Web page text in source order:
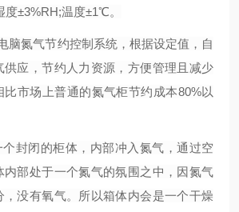
±3%RH;温度±1℃。
脑氮气节约控制系统，根据设定值，自
供应，节约人力资源，方便管理且减少
市场上普通的氮气柜节约成本80%以
个封闭的柜体，内部冲入氮气，通过空
内部处于一个氮气的氛围之中，因氮气
，没有氧气。所以箱体内会是一个干燥